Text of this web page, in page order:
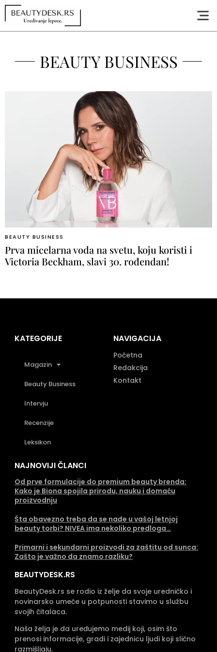
BEAUTY BUSINESS
BEAUTY BUSINESS
Prva micelarna voda na svetu, koju koristi i
Victoria Beckham, slavi 30. rođendan!
KATEGORIJE
Magazin
Beauty Business
Intervju
Recenzije
Leksikon
NAVIGACIJA
Početna
Redakcija
Kontakt
NAJNOVIJI ČLANCI
Od prve formulacije do premium beauty brenda:
Kako je Biona spojila prirodu, nauku i domaću
proizvodnju
Šta obavezno treba da se nađe u vašoj letnjoj
beauty torbi? NIVEA ima nekoliko predloga…
Primarni i sekundarni proizvodi za zaštitu od sunca:
Zašto je važno da znamo razliku?
BEAUTYDESK.RS
BeautyDesk.rs se rodio iz želje da svoje uredničko i
novinarsko umeće u potpunosti stavimo u službu
svojih čitalaca.
Naša želja je da uređujemo medij koji, osim što
prenosi informacije, gradi i zajednicu ljudi koji slično
razmišljaju.